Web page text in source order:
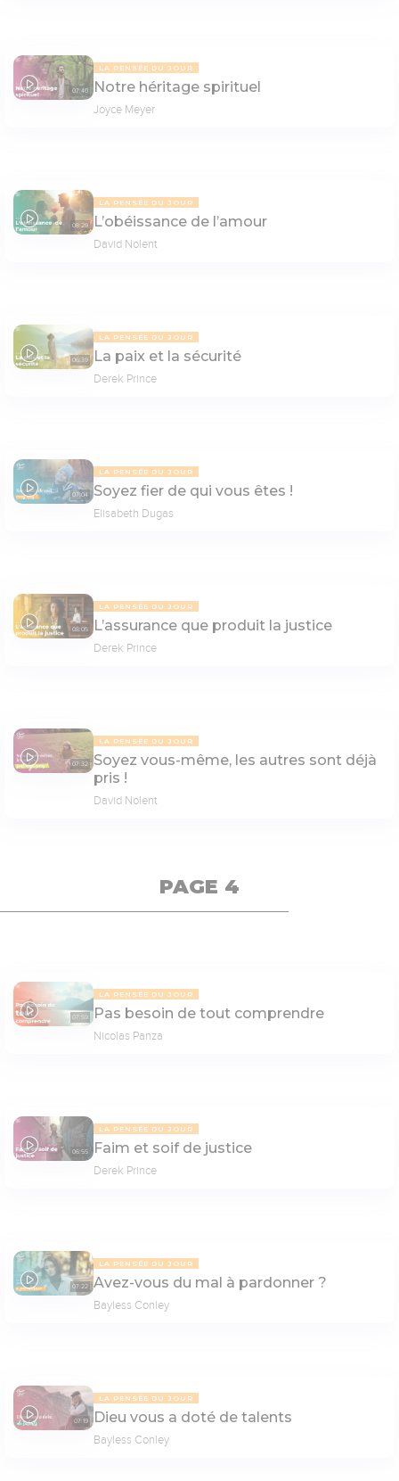
07:40
LA PENSÉE DU JOUR
Notre héritage spirituel
Joyce Meyer
08:29
LA PENSÉE DU JOUR
L’obéissance de l’amour
David Nolent
06:39
LA PENSÉE DU JOUR
La paix et la sécurité
Derek Prince
07:04
LA PENSÉE DU JOUR
Soyez fier de qui vous êtes !
Elisabeth Dugas
08:05
LA PENSÉE DU JOUR
L’assurance que produit la justice
Derek Prince
07:32
LA PENSÉE DU JOUR
Soyez vous-même, les autres sont déjà
pris !
David Nolent
PAGE 4
07:59
LA PENSÉE DU JOUR
Pas besoin de tout comprendre
Nicolas Panza
06:55
LA PENSÉE DU JOUR
Faim et soif de justice
Derek Prince
07:22
LA PENSÉE DU JOUR
Avez-vous du mal à pardonner ?
Bayless Conley
07:19
LA PENSÉE DU JOUR
Dieu vous a doté de talents
Bayless Conley